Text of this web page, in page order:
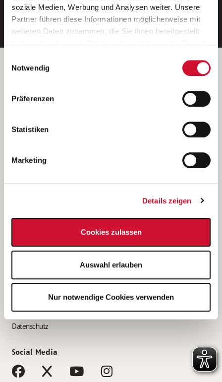
soziale Medien, Werbung und Analysen weiter. Unsere
Partner führen diese Informationen möglicherweise mit
weiteren Daten zusammen, die Sie ihnen bereitgestellt
Wenn Sie auf „Cookies zulassen“ klicken, so stimmen
Sie der Speicherung sämtlicher Cookies zu. Sie können
Ihre Einwilligung selbstverständlich jederzeit widerrufen,
indem Sie die Cookie-Einstellungen aufrufen und diese
unsererDatenschutzerklärung
Notwendig
Präferenzen
Statistiken
Marketing
Details zeigen
Cookies zulassen
Auswahl erlauben
Nur notwendige Cookies verwenden
E-Mail-Adresse eintragen
Betreiber der Webseite
Kantstraße 45a
(Ein Tochterunternehmen des AWO Bezirksverbandes Unterfranken
e.V.)
Bewerbung als Altenpflegehelfer*in
Bewerbung als Erzieher*in
AWO Gliederungen nach Bundesland
Impressum
Datenschutz
Social Media